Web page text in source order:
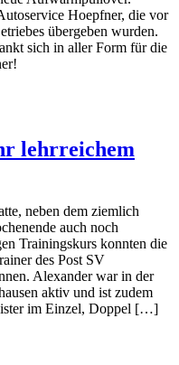
Hoepfner, die vor
übergeben wurden.
sich in aller Form für die
lehrreichem
neben dem ziemlich
auch noch
Trainingskurs konnten die
des Post SV
Alexander war in der
aktiv und ist zudem
im Einzel, Doppel […]